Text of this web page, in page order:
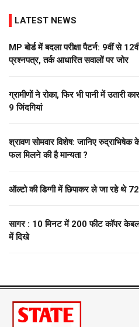
LATEST NEWS
MP बोर्ड में बदला परीक्षा पैटर्न: 9वीं से
प्रश्नपत्र, तर्क आधारित सवालों पर जोर
ग्रामीणों ने रोका, फिर भी पानी में
9 जिंदगियां
श्रावण सोमवार विशेष: जानिए
फल मिलने की है मान्यता ?
ऑल्टो की डिग्गी में छिपाकर ले जा रहे थे
सागर : 10 मिनट में 200 फीट कॉपर केबल
में दिखे